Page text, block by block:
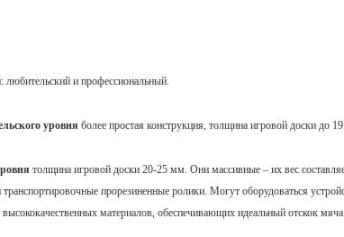
и профессиональный.
уровня более простая конструкция, толщина игровой доски до
толщина игровой доски 20-25 мм. Они массивные – их вес
транспортировочные прорезиненные ролики. Могут оборудоваться
материалов, обеспечивающих идеальный отскок мяча